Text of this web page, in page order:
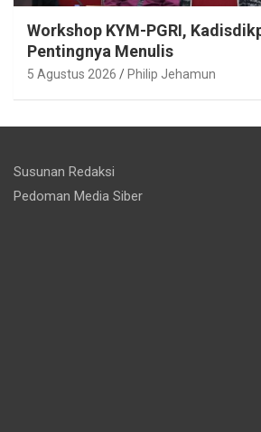
Workshop KYM-PGRI,
Pentingnya Menulis
5 Agustus 2026 Philip Jehamun
Susunan Redaksi
Pedoman Media Siber